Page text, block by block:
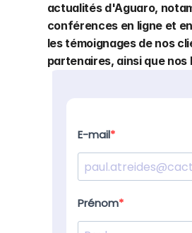
actualités d'Aguaro,
conférences en ligne et
les témoignages de nos
partenaires, ainsi que nos